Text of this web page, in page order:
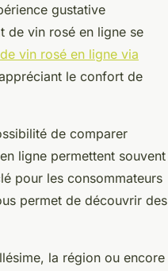
gustative
de vin rosé en ligne se
vin rosé en ligne via
le confort de
de comparer
ligne permettent souvent
pour les consommateurs
permet de découvrir des
la région ou encore